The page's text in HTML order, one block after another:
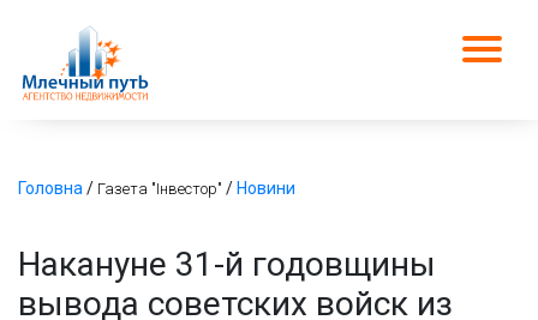
Головна / Газета "Інвестор" / Новини
Накануне 31-й годовщины
вывода советских войск из